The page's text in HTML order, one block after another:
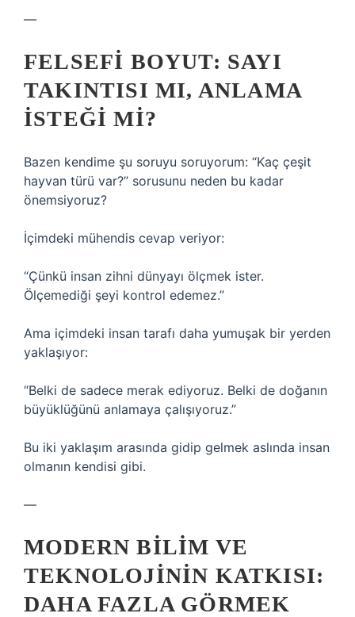
—
FELSEFI BOYUT: SAYI
TAKINTISI MI, ANLAMA
İSTEĞI MI?
Bazen kendime şu soruyu soruyorum: “Kaç çeşit
hayvan türü var?” sorusunu neden bu kadar
önemsiyoruz?
İçimdeki mühendis cevap veriyor:
“Çünkü insan zihni dünyayı ölçmek ister.
Ölçemediği şeyi kontrol edemez.”
Ama içimdeki insan tarafı daha yumuşak bir yerden
yaklaşıyor:
“Belki de sadece merak ediyoruz. Belki de doğanın
büyüklüğünü anlamaya çalışıyoruz.”
Bu iki yaklaşım arasında gidip gelmek aslında insan
olmanın kendisi gibi.
—
MODERN BILIM VE
TEKNOLOJININ KATKISI:
DAHA FAZLA GÖRMEK